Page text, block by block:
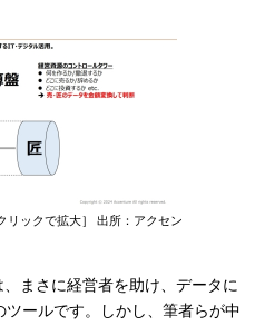
リックで拡大］ 出所：アクセン
まさに経営者を助け、データに
ールです。しかし、筆者らが中